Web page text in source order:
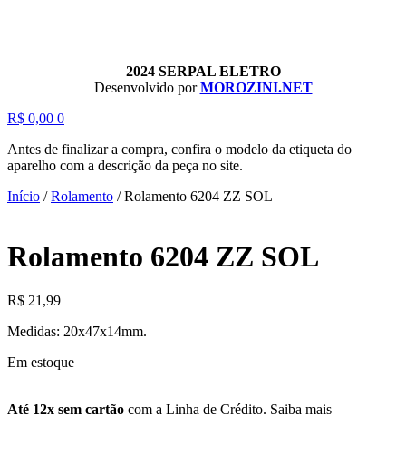
2024 SERPAL ELETRO
Desenvolvido porMOROZINI.NET
R$ 0,00 0
Antes de finalizar a compra, confira o modelo da etiqueta do
aparelho com a descrição da peça no site.
Início /Rolamento /Rolamento 6204 ZZ SOL
Rolamento 6204 ZZ SOL
R$ 21,99
Medidas: 20x47x14mm.
Em estoque
Até 12x sem cartão com a Linha de Crédito. Saiba mais